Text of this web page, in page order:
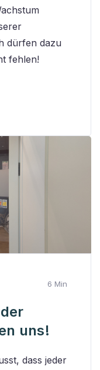
dürfen dazu
fehlen!
6 Min
uns!
dass jeder